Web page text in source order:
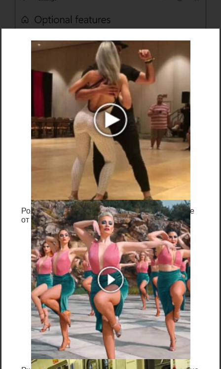
Шаг 4: Нажмите кнопку «Удалить», чтобы
удалить проигрыватель Windows Media из
установленной Windows 10.
Не секрет, что Windows Media Player давно
не является самым мощным и
эффективным средством для
воспроизведения медиафайлов. Многие
пользователи применяют в качестве
плееров более современные и
Ролик длится пару секунд, но вы будете в шоке
от увиденного